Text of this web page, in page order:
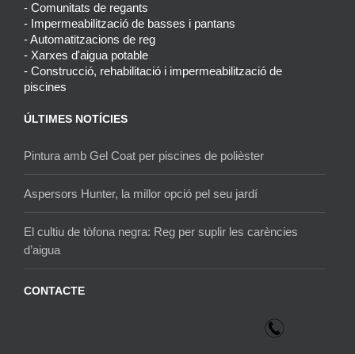
- Comunitats de regants
- Impermeabilització de basses i pantans
- Automatitzacions de reg
- Xarxes d'aigua potable
- Construcció, rehabilitació i impermeabilització de
piscines
ÚLTIMES NOTÍCIES
Pintura amb Gel Coat per piscines de polièster
Aspersors Hunter, la millor opció pel seu jardí
El cultiu de tòfona negra: Reg per suplir les carències
d’aigua
CONTACTE